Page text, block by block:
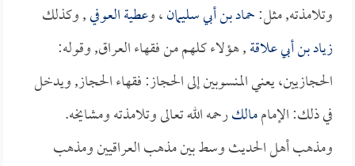
وتلامذته, مثل:حماد بن أبي سليمان، وعطية العوفي, وكذلك
زياد بن أبي علاقة, هؤلاء كلهم من فقهاء العراق, وقوله:
الحجازيين، يعني المنسوبين إلى الحجاز: فقهاء الحجاز, ويدخل
في ذلك: الإماممالكرحمه الله تعالى وتلامذته ومشايخه.
ومذهب أهل الحديث وسط بين مذهب العراقيين ومذهب